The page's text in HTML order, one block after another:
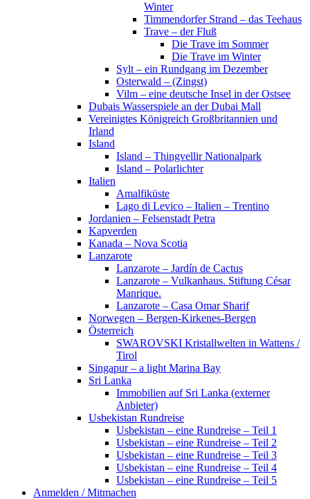
Winter
Timmendorfer Strand – das Teehaus
Trave – der Fluß
Die Trave im Sommer
Die Trave im Winter
Sylt – ein Rundgang im Dezember
Osterwald – (Zingst)
Vilm – eine deutsche Insel in der Ostsee
Dubais Wasserspiele an der Dubai Mall
Vereinigtes Königreich Großbritannien und
Irland
Island
Island – Thingvellir Nationalpark
Island – Polarlichter
Italien
Amalfiküste
Lago di Levico – Italien – Trentino
Jordanien – Felsenstadt Petra
Kapverden
Kanada – Nova Scotia
Lanzarote
Lanzarote – Jardín de Cactus
Lanzarote – Vulkanhaus. Stiftung César
Manrique.
Lanzarote – Casa Omar Sharif
Norwegen – Bergen-Kirkenes-Bergen
Österreich
SWAROVSKI Kristallwelten in Wattens /
Tirol
Singapur – a light Marina Bay
Sri Lanka
Immobilien auf Sri Lanka (externer
Anbieter)
Usbekistan Rundreise
Usbekistan – eine Rundreise – Teil 1
Usbekistan – eine Rundreise – Teil 2
Usbekistan – eine Rundreise – Teil 3
Usbekistan – eine Rundreise – Teil 4
Usbekistan – eine Rundreise – Teil 5
Anmelden / Mitmachen